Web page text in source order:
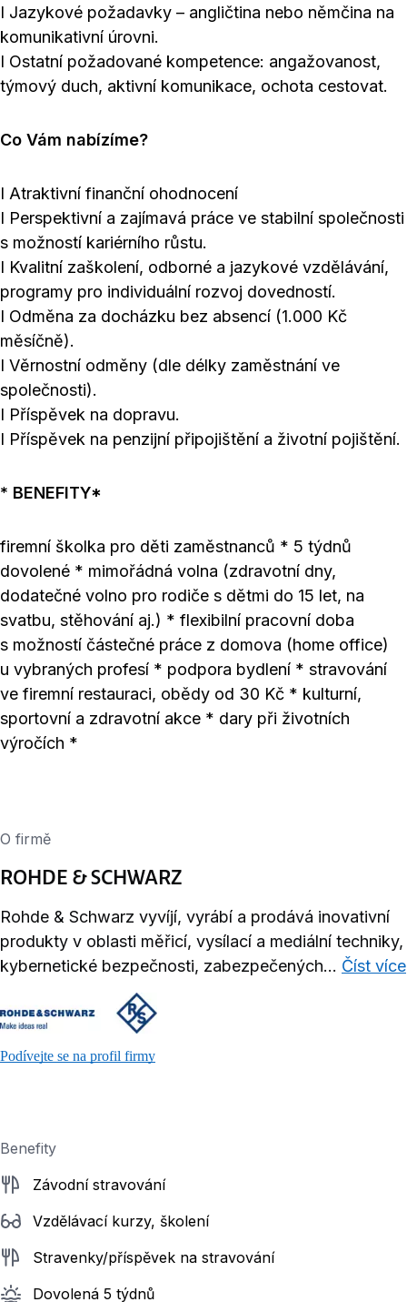
I Jazykové požadavky – angličtina nebo němčina na
komunikativní úrovni.
I Ostatní požadované kompetence: angažovanost,
týmový duch, aktivní komunikace, ochota cestovat.
Co Vám nabízíme?
I Atraktivní finanční ohodnocení
I Perspektivní a zajímavá práce ve stabilní společnosti
s možností kariérního růstu.
I Kvalitní zaškolení, odborné a jazykové vzdělávání,
programy pro individuální rozvoj dovedností.
I Odměna za docházku bez absencí (1.000 Kč
měsíčně).
I Věrnostní odměny (dle délky zaměstnání ve
společnosti).
I Příspěvek na dopravu.
I Příspěvek na penzijní připojištění a životní pojištění.
* BENEFITY*
firemní školka pro děti zaměstnanců * 5 týdnů
dovolené * mimořádná volna (zdravotní dny,
dodatečné volno pro rodiče s dětmi do 15 let, na
svatbu, stěhování aj.) * flexibilní pracovní doba
s možností částečné práce z domova (home office)
u vybraných profesí * podpora bydlení * stravování
ve firemní restauraci, obědy od 30 Kč * kulturní,
sportovní a zdravotní akce * dary při životních
výročích *
O firmě
ROHDE & SCHWARZ
Rohde & Schwarz vyvíjí, vyrábí a prodává inovativní
produkty v oblasti měřicí, vysílací a mediální techniky,
kybernetické bezpečnosti, zabezpečených... Číst více
Podívejte se na profil firmy
Benefity
Závodní stravování
Vzdělávací kurzy, školení
Stravenky/příspěvek na stravování
Dovolená 5 týdnů